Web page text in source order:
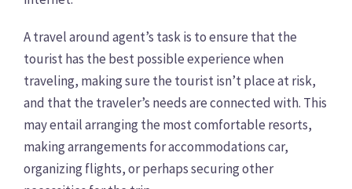
A travel around agent’s task is to ensure that the
tourist has the best possible experience when
traveling, making sure the tourist isn’t place at risk,
and that the traveler’s needs are connected with. This
may entail arranging the most comfortable resorts,
making arrangements for accommodations car,
organizing flights, or perhaps securing other